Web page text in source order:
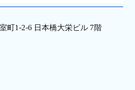
町1-2-6 日本橋大栄ビル 7階